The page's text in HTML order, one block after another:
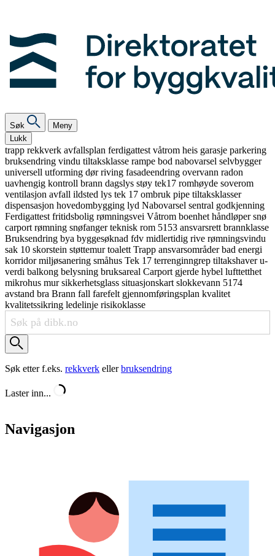
Søk
Meny
Lukk
trapp rekkverk avfallsplan ferdigattest våtrom heis garasje parkering
bruksendring vindu tiltaksklasse rampe bod nabovarsel selvbygger
universell utforming dørriving fasadeendring overvann radon
uavhengig kontroll brann dagslys støy tek17 romhøyde soverom
ventilasjon avfall ildsted lys tek 17 ombruk pipe tiltaksklasser
dispensasjon hovedombygging lyd Nabovarsel sentral godkjenning
Ferdigattest fritidsbolig rømningsvei Våtrom boenhet håndløpersnø
carport rømning snøfangerteknisk rom 5153 ansvarsrett brannklasse
Bruksendring bya byggesøknad fdv midlertidig rive rømningsvindu
sak 10 skorstein støttemurtoalett Trapp ansvarsområderbad energi
korridormiljøsanering småhus Tek 17 terrenginngrep tiltakshaveru-
verdi balkong belysning bruksareal Carport gjerde hybel lufttetthet
mikrohus mursikkerhetsglass situasjonskart slokkevann 5174
avstand bra Brann fall farefelt gjennomføringsplan kvalitet
kvalitetssikring ledelinje risikoklasse
Søk etter f.eks. rekkverk ellerbruksendring
Laster inn...
Navigasjon